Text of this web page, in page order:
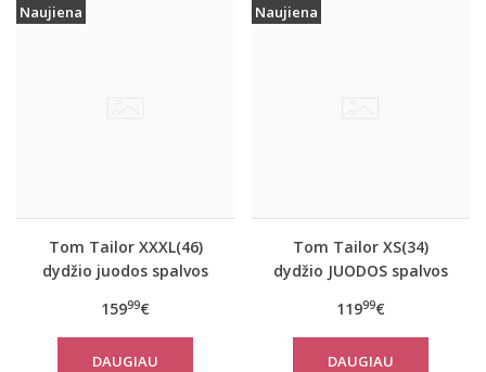
Naujiena
Tom Tailor XXXL(46)
dydžio juodos spalvos
žiemai Tom Tailor
14482
15999€
DAUGIAU
Naujiena
Tom Tailor XS(34)
dydžio JUODOS spalvos
paltas Tom Tailor
29999
11999€
DAUGIAU